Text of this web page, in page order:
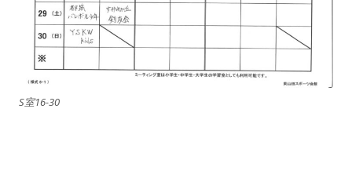
S室16-30